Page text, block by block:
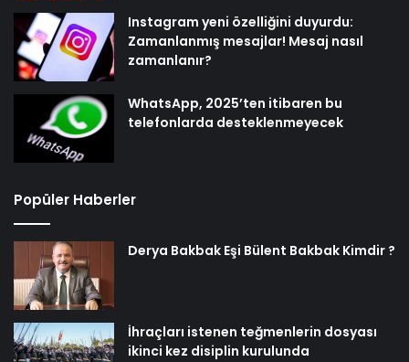
Instagram yeni özelliğini duyurdu:
Zamanlanmış mesajlar! Mesaj nasıl
zamanlanır?
WhatsApp, 2025’ten itibaren bu
telefonlarda desteklenmeyecek
Popüler Haberler
Derya Bakbak Eşi Bülent Bakbak Kimdir ?
İhraçları istenen teğmenlerin dosyası
ikinci kez disiplin kurulunda